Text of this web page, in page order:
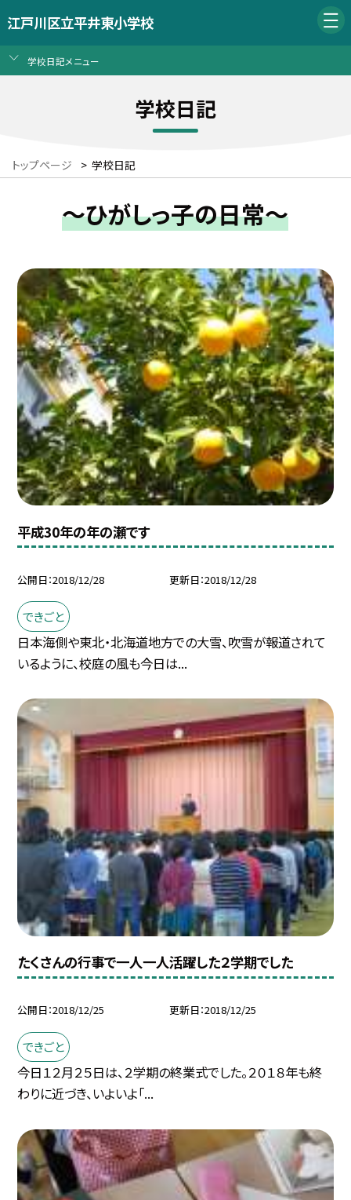
江戸川区立平井東小学校
学校日記メニュー
学校日記
トップページ > 学校日記
～ひがしっ子の日常～
平成30年の年の瀬です
公開日 2018/12/28 更新日 2018/12/28
できごと
日本海側や東北・北海道地方での大雪、吹雪が報道されて
いるように、校庭の風も今日は...
たくさんの行事で一人一人活躍した２学期でした
公開日 2018/12/25 更新日 2018/12/25
できごと
今日１２月２５日は、２学期の終業式でした。２０１８年も終
わりに近づき、いよいよ「...